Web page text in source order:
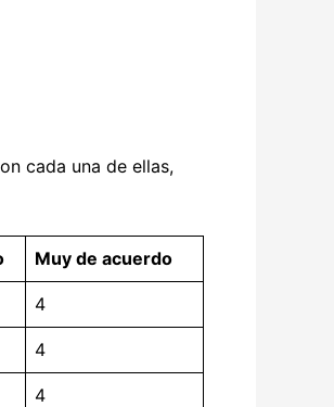
cada una de ellas,
Muy de acuerdo
4
4
4